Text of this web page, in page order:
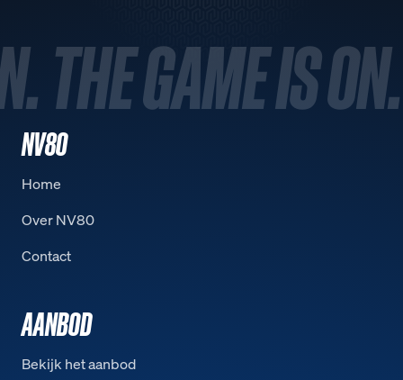
THE GAME IS ON.
NV80
Home
Over NV80
Contact
AANBOD
Bekijk het aanbod